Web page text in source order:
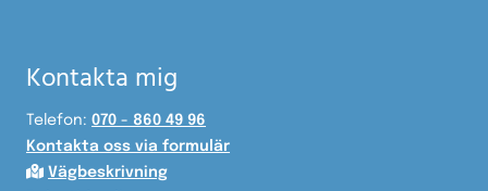
Kontakta mig
Telefon: 070 - 860 49 96
Kontakta oss via formulär
 Vägbeskrivning